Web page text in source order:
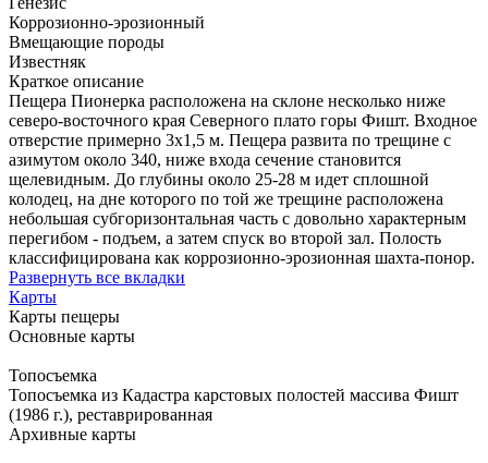
Коррозионно-эрозионный
Вмещающие породы
Известняк
Краткое описание
Пещера Пионерка расположена на склоне несколько ниже
северо-восточного края Северного плато горы Фишт. Входное
отверстие примерно 3х1,5 м. Пещера развита по трещине с
азимутом около 340, ниже входа сечение становится
щелевидным. До глубины около 25-28 м идет сплошной
колодец, на дне которого по той же трещине расположена
небольшая субгоризонтальная часть с довольно характерным
перегибом - подъем, а затем спуск во второй зал. Полость
классифицирована как коррозионно-эрозионная шахта-понор.
Развернуть все вкладки
Карты
Карты пещеры
Основные карты
Топосъемка
Топосъемка из Кадастра карстовых полостей массива Фишт
(1986 г.), реставрированная
Архивные карты